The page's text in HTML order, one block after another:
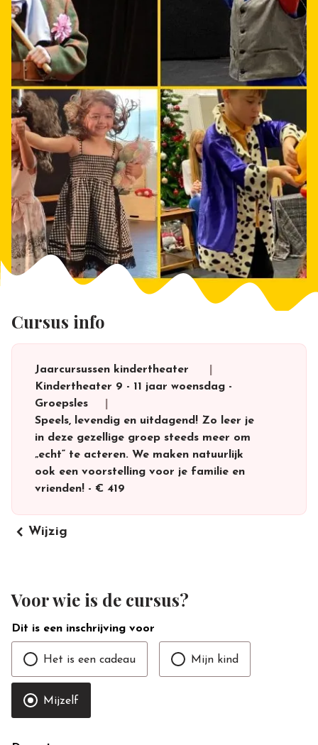
Cursus info
Jaarcursussen kindertheater
Kindertheater 9 - 11 jaar woensdag -
Groepsles
Speels, levendig en uitdagend! Zo leer je
in deze gezellige groep steeds meer om
„echt“ te acteren. We maken natuurlijk
ook een voorstelling voor je familie en
vrienden! - € 419
keyboard_arrow_left Wijzig
Voor wie is de cursus?
Dit is een inschrijving voor
Het is een cadeau Mijn kind
Mijzelf